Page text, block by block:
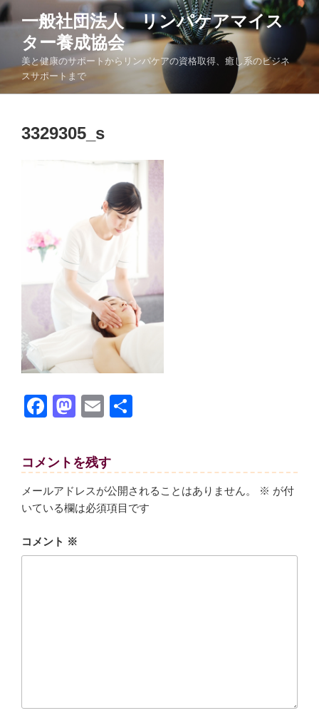
コ
ン
へ
一般社団法人 リンパケアマイス
ター養成協会
美と健康のサポートからリンパケアの資格取得、癒し系のビジネ
スサポートまで
3329305_s
F
c
e
b
o
o
M
st
o
d
o
n
E
ail
コメントを残す
メールアドレスが公開されることはありません。 ※ が付
いている欄は必須項目です
コメント ※